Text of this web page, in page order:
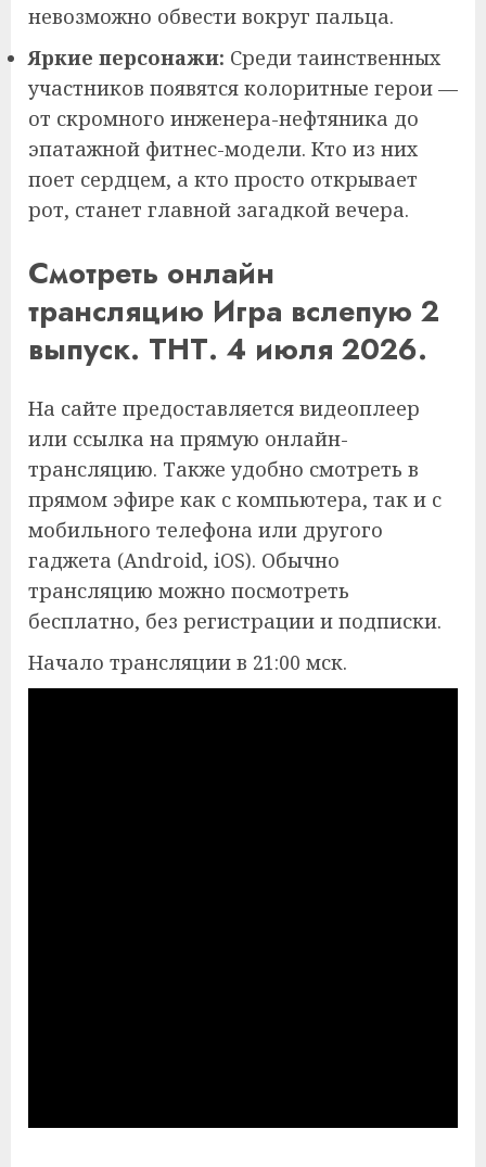
невозможно обвести вокруг пальца.
Яркие персонажи: Среди таинственных
участников появятся колоритные герои —
от скромного инженера-нефтяника до
эпатажной фитнес-модели. Кто из них
поет сердцем, а кто просто открывает
рот, станет главной загадкой вечера.
Смотреть онлайн
трансляцию Игра вслепую 2
выпуск. ТНТ. 4 июля 2026.
На сайте предоставляется видеоплеер
или ссылка на прямую онлайн-
трансляцию. Также удобно смотреть в
прямом эфире как с компьютера, так и с
мобильного телефона или другого
гаджета (Android, iOS). Обычно
трансляцию можно посмотреть
бесплатно, без регистрации и подписки.
Начало трансляции в 21:00 мск.